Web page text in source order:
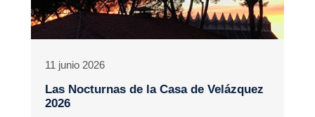
11 junio 2026
Las Nocturnas de la Casa de Velázquez
2026